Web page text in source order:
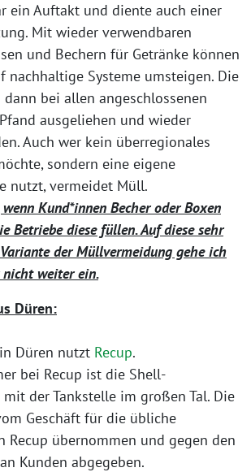
ein Auftakt und diente auch einer
Mit wieder verwendbaren
und Bechern für Getränke können
nachhaltige Systeme umsteigen. Die
bei allen angeschlossenen
ausgeliehen und wieder
Auch wer kein überregionales
sondern eine eigene
nutzt, vermeidet Müll.
Kund*innen Becher oder Boxen
Betriebe diese füllen. Auf diese sehr
der Müllvermeidung gehe ich
weiter ein.
Düren:
in Düren nutzt Recup.
bei Recup ist die Shell-
der Tankstelle im großen Tal. Die
Geschäft für die übliche
Recup übernommen und gegen den
Kunden abgegeben.